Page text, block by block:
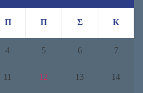
Π Π Σ Κ
4 5 6 7
11 12 13 14